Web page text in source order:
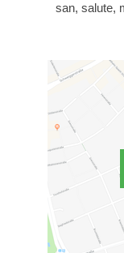
san, salute,